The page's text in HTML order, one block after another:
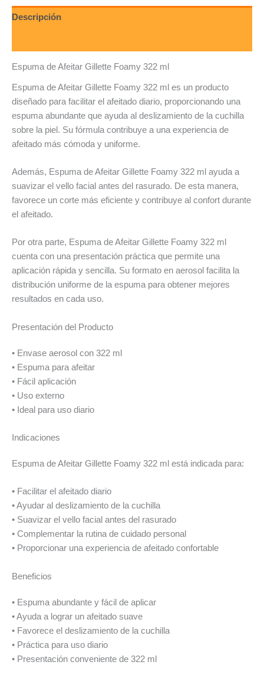
Descripción
Espuma de Afeitar Gillette Foamy 322 ml
Espuma de Afeitar Gillette Foamy 322 ml es un producto
diseñado para facilitar el afeitado diario, proporcionando una
espuma abundante que ayuda al deslizamiento de la cuchilla
sobre la piel. Su fórmula contribuye a una experiencia de
afeitado más cómoda y uniforme.
Además, Espuma de Afeitar Gillette Foamy 322 ml ayuda a
suavizar el vello facial antes del rasurado. De esta manera,
favorece un corte más eficiente y contribuye al confort durante
el afeitado.
Por otra parte, Espuma de Afeitar Gillette Foamy 322 ml
cuenta con una presentación práctica que permite una
aplicación rápida y sencilla. Su formato en aerosol facilita la
distribución uniforme de la espuma para obtener mejores
resultados en cada uso.
Presentación del Producto
• Envase aerosol con 322 ml
• Espuma para afeitar
• Fácil aplicación
• Uso externo
• Ideal para uso diario
Indicaciones
Espuma de Afeitar Gillette Foamy 322 ml está indicada para:
• Facilitar el afeitado diario
• Ayudar al deslizamiento de la cuchilla
• Suavizar el vello facial antes del rasurado
• Complementar la rutina de cuidado personal
• Proporcionar una experiencia de afeitado confortable
Beneficios
• Espuma abundante y fácil de aplicar
• Ayuda a lograr un afeitado suave
• Favorece el deslizamiento de la cuchilla
• Práctica para uso diario
• Presentación conveniente de 322 ml